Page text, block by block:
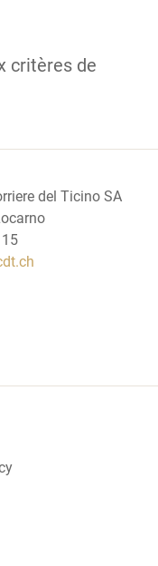
critères de
del Ticino SA